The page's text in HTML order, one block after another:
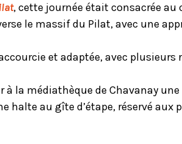
, cette journée était consacrée
le massif du Pilat, avec une
et adaptée, avec
la médiathèque de Chavanay
halte au gîte d’étape, réservé aux